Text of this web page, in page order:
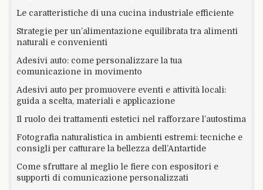
Le caratteristiche di una cucina industriale efficiente
Strategie per un’alimentazione equilibrata tra alimenti
naturali e convenienti
Adesivi auto: come personalizzare la tua
comunicazione in movimento
Adesivi auto per promuovere eventi e attività locali:
guida a scelta, materiali e applicazione
Il ruolo dei trattamenti estetici nel rafforzare l’autostima
Fotografia naturalistica in ambienti estremi: tecniche e
consigli per catturare la bellezza dell’Antartide
Come sfruttare al meglio le fiere con espositori e
supporti di comunicazione personalizzati